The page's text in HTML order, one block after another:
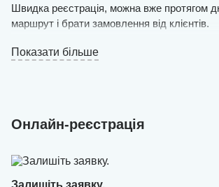
Швидка реєстрація, можна вже протягом
маршрут і брати замовлення від клієнтів.
застосунок: тут легко знаходити пасажирів,
нестандартних ситуаціях.
Показати більше
Онлайн-реєстрація
Залишіть заявку.